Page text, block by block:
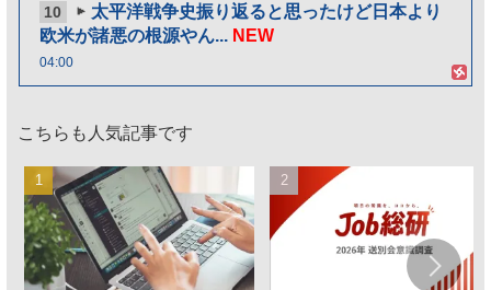
10
太平洋戦争史振り返ると思ったけど日本より
欧米が諸悪の根源やん... NEW
04:00
こちらも人気記事です